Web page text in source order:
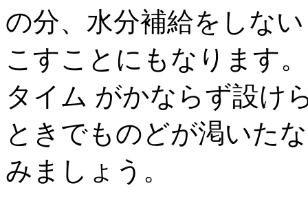
の分、水分補給をしな
こすことにもなります
タイム がかならず設け
ときでものどが渇いた
みましょう。